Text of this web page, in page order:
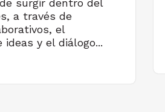
a través de
el
y el diálogo...